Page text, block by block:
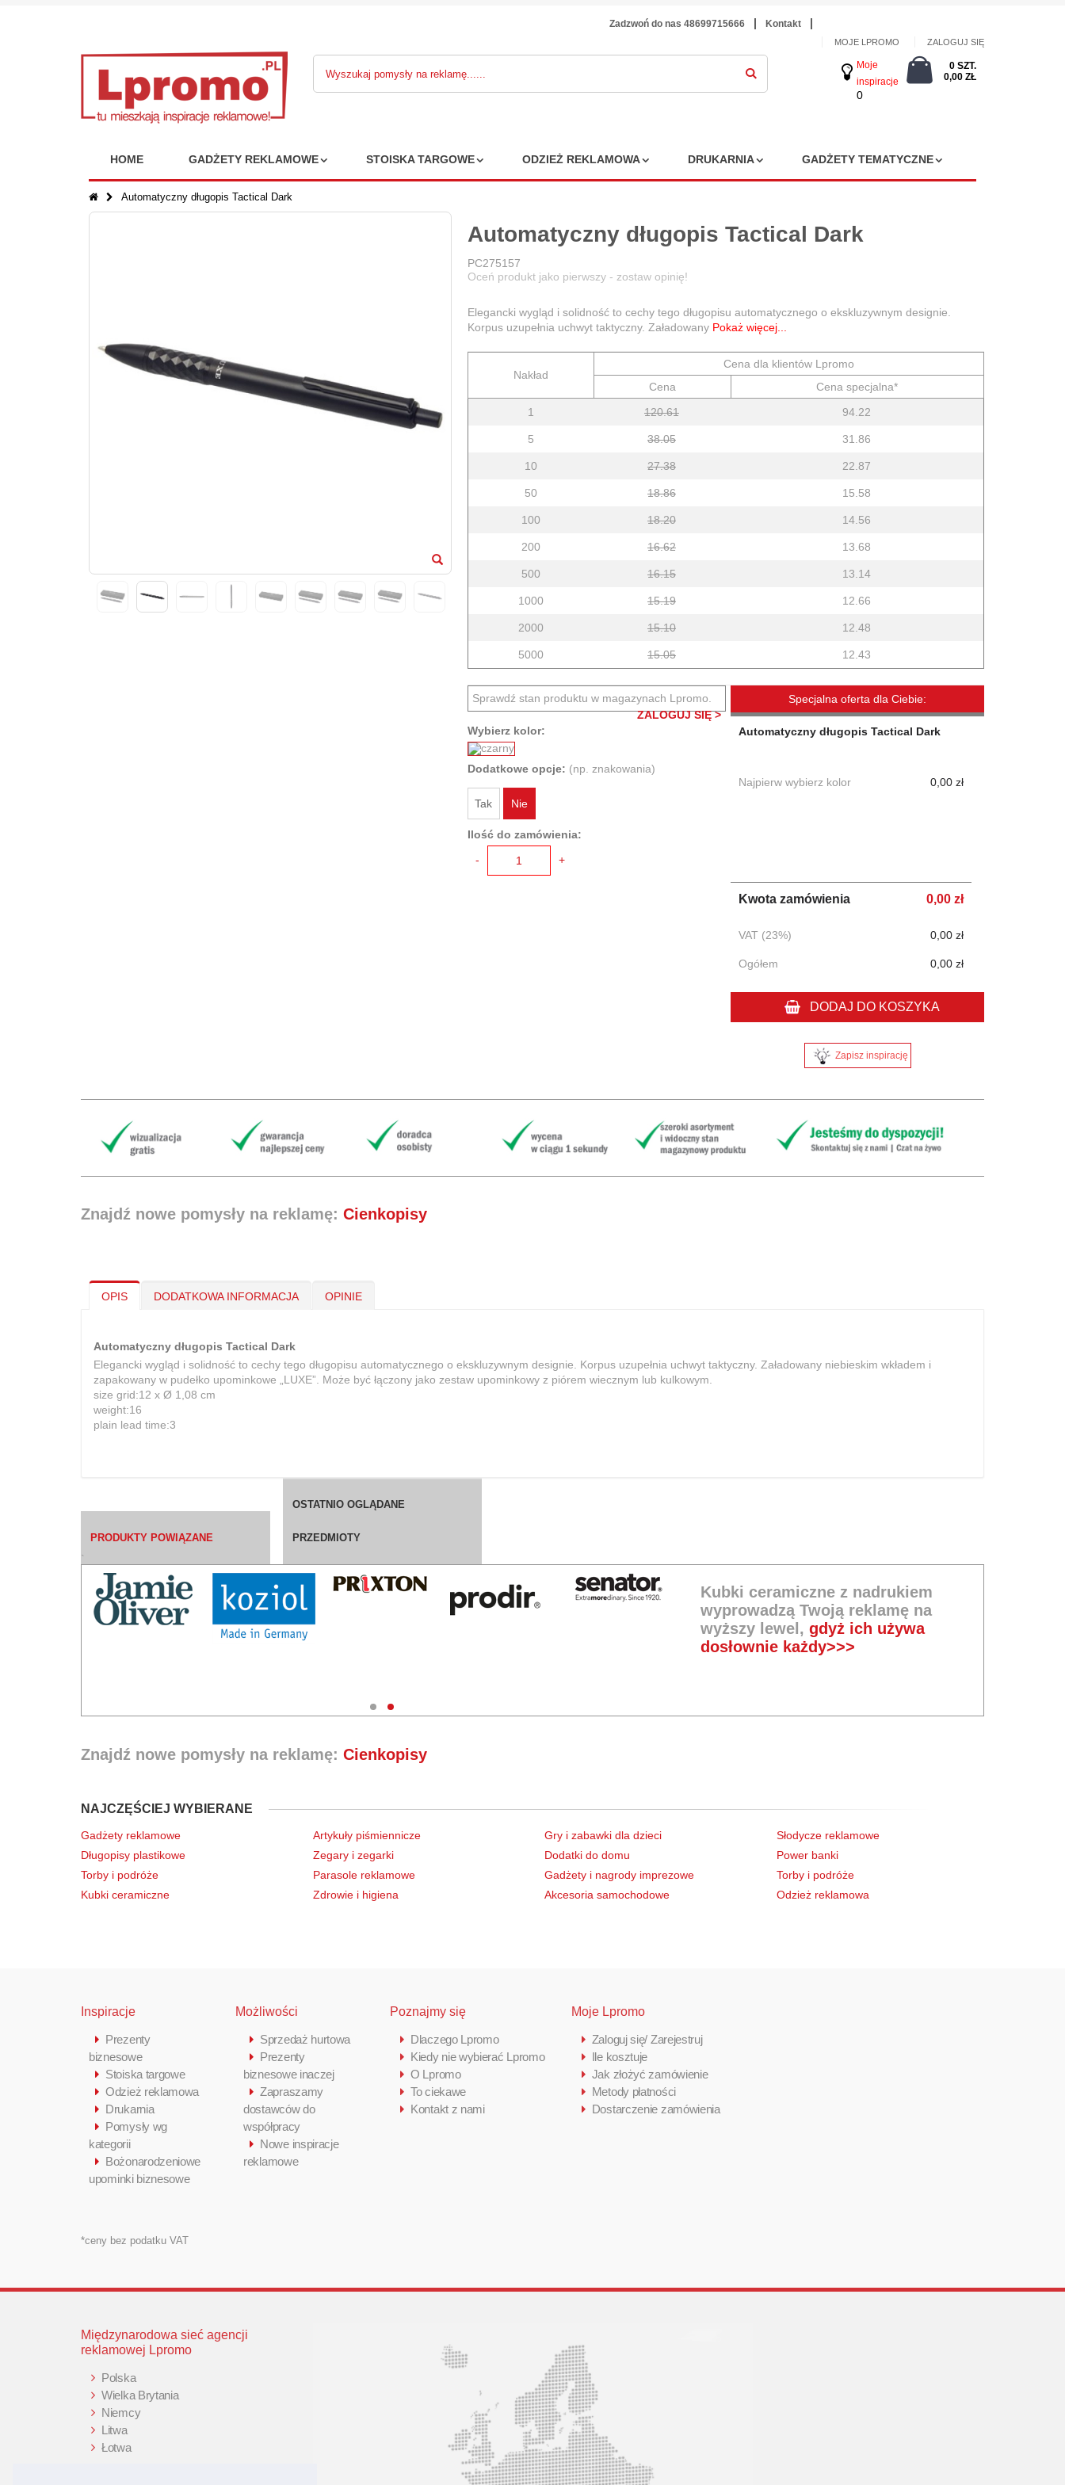
Zadzwoń do nas 48699715666 Kontakt
MOJE LPROMO ZALOGUJ SIĘ
Moje
inspiracje
0
0 SZT.
0,00 ZŁ
HOME GADŻETY REKLAMOWE STOISKA TARGOWE ODZIEŻ REKLAMOWA DRUKARNIA GADŻETY TEMATYCZNE
Automatyczny długopis Tactical Dark
Automatyczny długopis Tactical Dark
PC275157
Oceń produkt jako pierwszy - zostaw opinię!
Elegancki wygląd i solidność to cechy tego długopisu automatycznego o ekskluzywnym designie.
Korpus uzupełnia uchwyt taktyczny. Załadowany Pokaż więcej...
Nakład
Cena dla klientów Lpromo
Cena
Cena specjalna*
1
120.61 94.22
5 38.05 31.86
10 27.38 22.87
50 18.86 15.58
100 18.20 14.56
200 16.62 13.68
500 16.15 13.14
1000 15.19 12.66
2000 15.10 12.48
5000 15.05 12.43
Sprawdź stan produktu w magazynach Lpromo.
ZALOGUJ SIĘ >
Wybierz kolor:
Dodatkowe opcje: (np. znakowania)
Tak Nie
Ilość do zamówienia:
-
+
Specjalna oferta dla Ciebie:
Automatyczny długopis Tactical Dark
Najpierw wybierz kolor 0,00 zł
Kwota zamówienia 0,00 zł
VAT (23%) 0,00 zł
Ogółem 0,00 zł
DODAJ DO KOSZYKA
Zapisz inspirację
Znajdź nowe pomysły na reklamę: Cienkopisy
OPIS DODATKOWA INFORMACJA OPINIE
Automatyczny długopis Tactical Dark
Elegancki wygląd i solidność to cechy tego długopisu automatycznego o ekskluzywnym designie. Korpus uzupełnia uchwyt taktyczny. Załadowany niebieskim wkładem i
zapakowany w pudełko upominkowe „LUXE”. Może być łączony jako zestaw upominkowy z piórem wiecznym lub kulkowym.
size grid:12 x Ø 1,08 cm
weight:16
plain lead time:3
PRODUKTY POWIĄZANE
OSTATNIO OGLĄDANE
PRZEDMIOTY
`
Kubki ceramiczne z nadrukiem
wyprowadzą Twoją reklamę na
wyższy lewel,gdyż ich używa
dosłownie każdy>>>
Znajdź nowe pomysły na reklamę: Cienkopisy
NAJCZĘŚCIEJ WYBIERANE
Gadżety reklamowe
Długopisy plastikowe
Torby i podróże
Kubki ceramiczne
Artykuły piśmiennicze
Zegary i zegarki
Parasole reklamowe
Zdrowie i higiena
Gry i zabawki dla dzieci
Dodatki do domu
Gadżety i nagrody imprezowe
Akcesoria samochodowe
Słodycze reklamowe
Power banki
Torby i podróże
Odzież reklamowa
Inspiracje
Prezenty
biznesowe
Stoiska targowe
Odzież reklamowa
Drukarnia
Pomysły wg
kategorii
Bożonarodzeniowe
upominki biznesowe
*ceny bez podatku VAT
Możliwości
Sprzedaż hurtowa
Prezenty
biznesowe inaczej
Zapraszamy
dostawców do
współpracy
Nowe inspiracje
reklamowe
Poznajmy się
Dlaczego Lpromo
Kiedy nie wybierać Lpromo
O Lpromo
To ciekawe
Kontakt z nami
Moje Lpromo
Zaloguj się/ Zarejestruj
Ile kosztuje
Jak złożyć zamówienie
Metody płatności
Dostarczenie zamówienia
Międzynarodowa sieć agencji
reklamowej Lpromo
Polska
Wielka Brytania
Niemcy
Litwa
Łotwa